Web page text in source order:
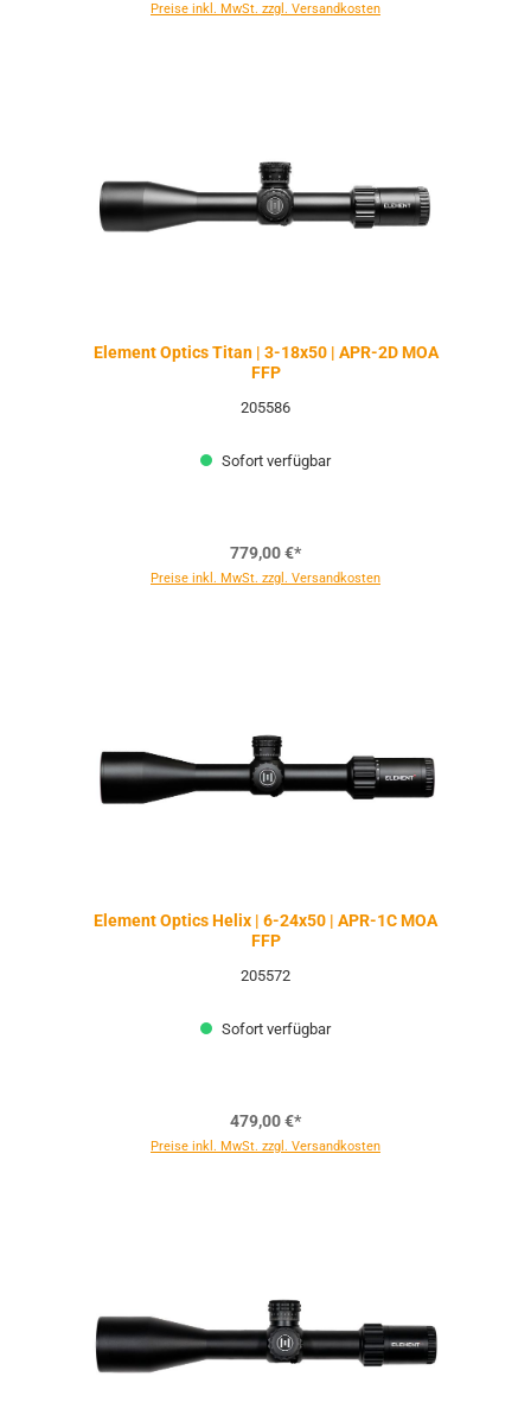
Preise inkl. MwSt. zzgl. Versandkosten
Element Optics Titan | 3-18x50 | APR-2D MOA
FFP
205586
Sofort verfügbar
779,00 €*
Preise inkl. MwSt. zzgl. Versandkosten
Element Optics Helix | 6-24x50 | APR-1C MOA
FFP
205572
Sofort verfügbar
479,00 €*
Preise inkl. MwSt. zzgl. Versandkosten